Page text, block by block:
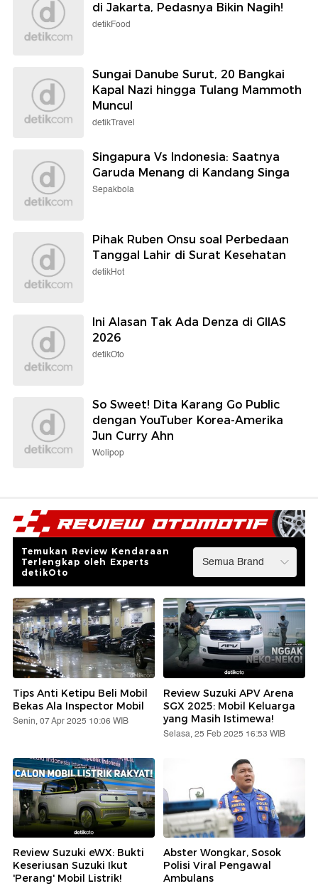
di Jakarta, Pedasnya Bikin Nagih!
detikFood
Sungai Danube Surut, 20 Bangkai
Kapal Nazi hingga Tulang Mammoth
Muncul
detikTravel
Singapura Vs Indonesia: Saatnya
Garuda Menang di Kandang Singa
Sepakbola
Pihak Ruben Onsu soal Perbedaan
Tanggal Lahir di Surat Kesehatan
detikHot
Ini Alasan Tak Ada Denza di GIIAS
2026
detikOto
So Sweet! Dita Karang Go Public
dengan YouTuber Korea-Amerika
Jun Curry Ahn
Wolipop
Temukan Review Kendaraan
Terlengkap oleh Experts
detikOto
Tips Anti Ketipu Beli Mobil
Bekas Ala Inspector Mobil
Senin, 07 Apr 2025 10:06 WIB
Review Suzuki APV Arena
SGX 2025: Mobil Keluarga
yang Masih Istimewa!
Selasa, 25 Feb 2025 16:53 WIB
Review Suzuki eWX: Bukti
Keseriusan Suzuki Ikut
'Perang' Mobil Listrik!
Abster Wongkar, Sosok
Polisi Viral Pengawal
Ambulans